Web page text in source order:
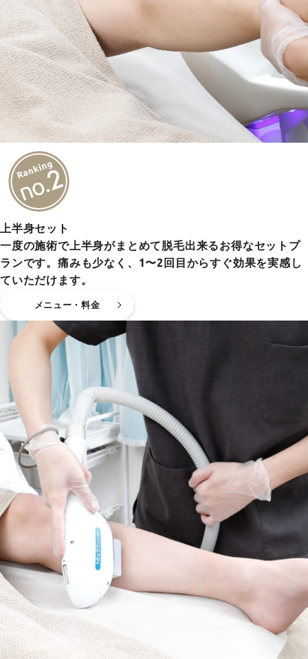
上半身セット
一度の施術で上半身がまとめて脱毛出来るお得なセットプ
ランです。痛みも少なく、1〜2回目からすぐ効果を実感し
ていただけます。
メニュー・料金